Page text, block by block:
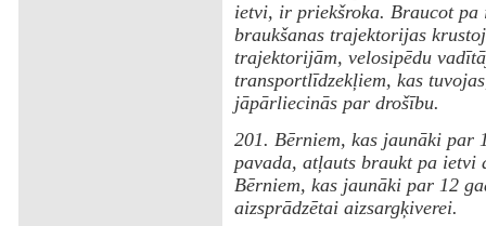
ietvi, ir priekšroka. Braucot pa
braukšanas trajektorijas
trajektorijām, velosipēdu
transportlīdzekļiem, kas
jāpārliecinās par drošību.
201. Bērniem, kas jaunāki par
pavada, atļauts braukt pa
Bērniem, kas jaunāki par 12
aizsprādzētai aizsargķiverei.